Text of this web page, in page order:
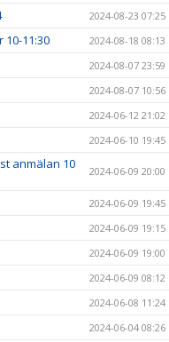
2024-08-23 07:25
11:30 2024-08-18 08:13
2024-08-07 23:59
2024-08-07 10:56
2024-06-12 21:02
2024-06-10 19:45
anmälan 10
2024-06-09 20:00
2024-06-09 19:45
2024-06-09 19:15
2024-06-09 19:00
2024-06-09 08:12
2024-06-08 11:24
2024-06-04 08:26